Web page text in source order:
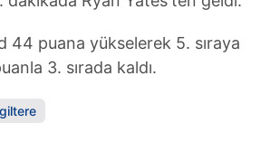
puana yükselerek 5. sıraya
3. sırada kaldı.